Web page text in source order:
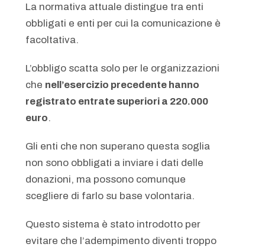
La normativa attuale distingue tra enti
obbligati e enti per cui la comunicazione è
facoltativa.
L’obbligo scatta solo per le organizzazioni
che nell’esercizio precedente hanno
registrato entrate superiori a 220.000
euro.
Gli enti che non superano questa soglia
non sono obbligati a inviare i dati delle
donazioni, ma possono comunque
scegliere di farlo su base volontaria.
Questo sistema è stato introdotto per
evitare che l’adempimento diventi troppo